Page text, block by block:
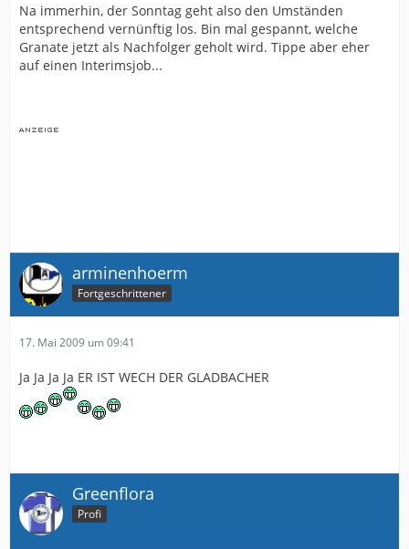
Na immerhin, der Sonntag geht also den Umständen
entsprechend vernünftig los. Bin mal gespannt, welche
Granate jetzt als Nachfolger geholt wird. Tippe aber eher
auf einen Interimsjob...
arminenhoerm
Fortgeschrittener
17. Mai 2009 um 09:41
Ja Ja Ja Ja ER IST WECH DER GLADBACHER
Greenflora
Profi